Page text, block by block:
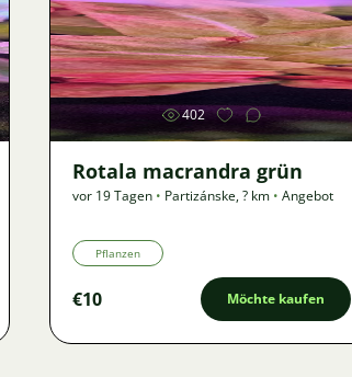
Bild
402
Rotala macrandra grün
vor 19 Tagen • Partizánske,? km • Angebot
Pflanzen
€10 Möchte kaufen